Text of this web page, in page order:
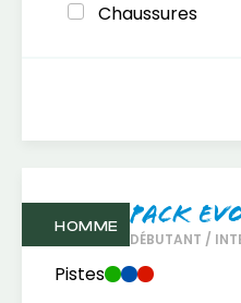
Chaussures
HOMME Pack
DÉBUTANT /
Pistes